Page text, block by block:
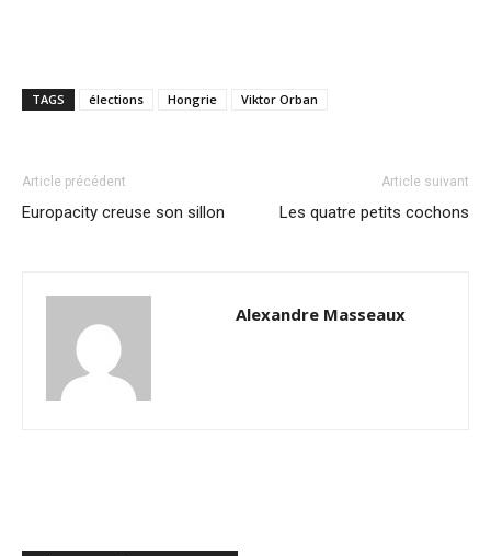
TAGS élections Hongrie Viktor Orban
Article précédent
Europacity creuse son sillon
Article suivant
Les quatre petits cochons
Alexandre Masseaux